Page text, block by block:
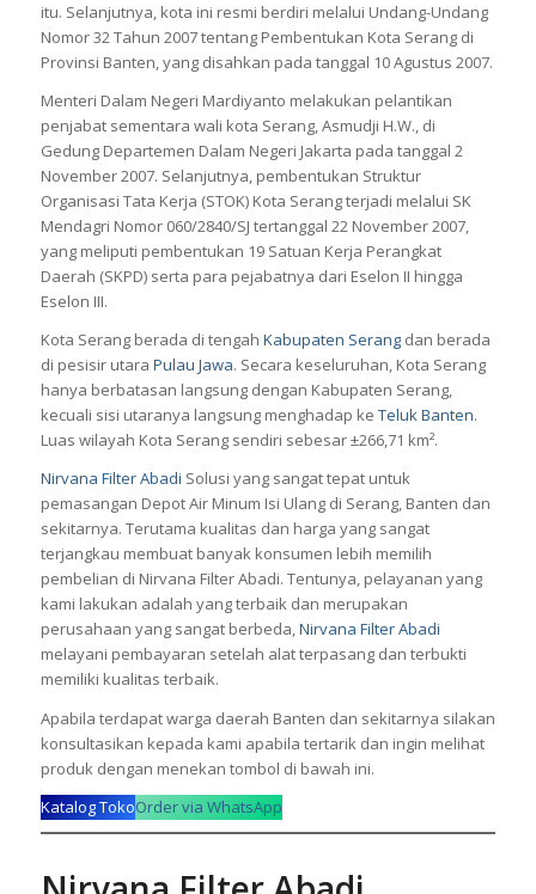
itu. Selanjutnya, kota ini resmi berdiri melalui Undang-Undang
Nomor 32 Tahun 2007 tentang Pembentukan Kota Serang di
Provinsi Banten, yang disahkan pada tanggal 10 Agustus 2007.
Menteri Dalam Negeri Mardiyanto melakukan pelantikan
penjabat sementara wali kota Serang, Asmudji H.W., di
Gedung Departemen Dalam Negeri Jakarta pada tanggal 2
November 2007. Selanjutnya, pembentukan Struktur
Organisasi Tata Kerja (STOK) Kota Serang terjadi melalui SK
Mendagri Nomor 060/2840/SJ tertanggal 22 November 2007,
yang meliputi pembentukan 19 Satuan Kerja Perangkat
Daerah (SKPD) serta para pejabatnya dari Eselon II hingga
Eselon III.
Kota Serang berada di tengah Kabupaten Serangdan berada
di pesisir utara Pulau Jawa. Secara keseluruhan, Kota Serang
hanya berbatasan langsung dengan Kabupaten Serang,
kecuali sisi utaranya langsung menghadap ke Teluk Banten.
Luas wilayah Kota Serang sendiri sebesar ±266,71 km².
Nirvana Filter Abadi Solusi yang sangat tepat untuk
pemasangan Depot Air Minum Isi Ulangdi Serang, Banten dan
sekitarnya. Terutama kualitas dan harga yang sangat
terjangkau membuat banyak konsumen lebih memilih
pembelian di Nirvana Filter Abadi. Tentunya, pelayanan yang
kami lakukan adalah yang terbaik dan merupakan
perusahaan yang sangat berbeda,Nirvana Filter Abadi
melayani pembayaran setelah alat terpasang dan terbukti
memiliki kualitas terbaik.
Apabila terdapat warga daerah Banten dan sekitarnya silakan
konsultasikan kepada kami apabila tertarik dan ingin melihat
produk dengan menekan tombol di bawah ini.
Katalog TokoOrder via WhatsApp